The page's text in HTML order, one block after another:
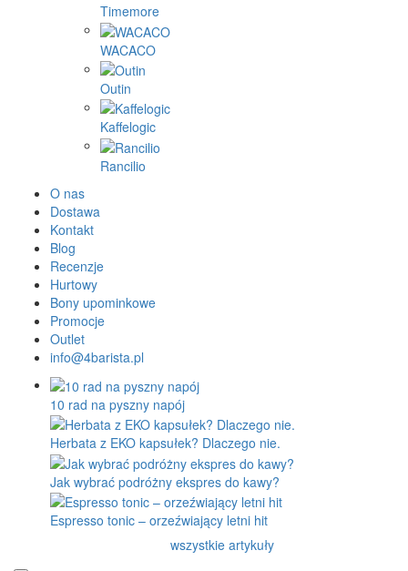
Timemore
WACACO
Outin
Kaffelogic
Rancilio
O nas
Dostawa
Kontakt
Blog
Recenzje
Hurtowy
Bony upominkowe
Promocje
Outlet
info@4barista.pl
10 rad na pyszny napój
Herbata z EKO kapsułek? Dlaczego nie.
Jak wybrać podróżny ekspres do kawy?
Espresso tonic – orzeźwiający letni hit
wszystkie artykuły